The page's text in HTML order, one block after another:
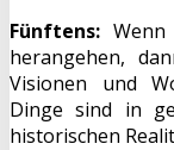
Fünftens:
herangehen,
Visionen und
Dinge sind in
historischen